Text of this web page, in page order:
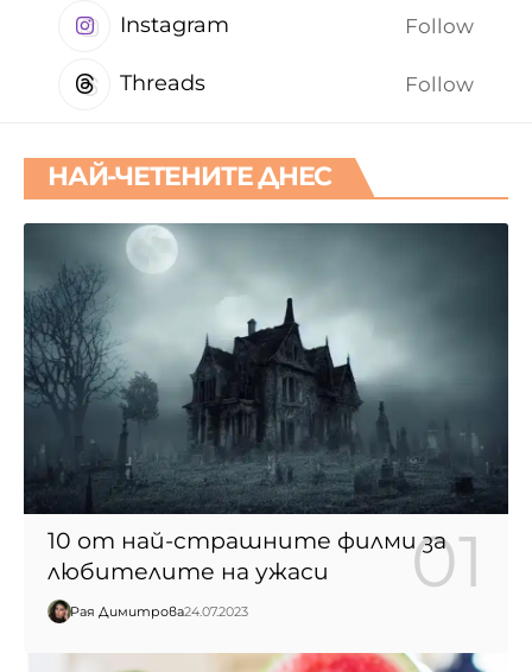
Instagram Follow
Threads Follow
НАЙ-ЧЕТЕНИТЕ ДНЕС
10 от най-страшните филми за
любителите на ужаси
Рая Димитрова24.07.2023